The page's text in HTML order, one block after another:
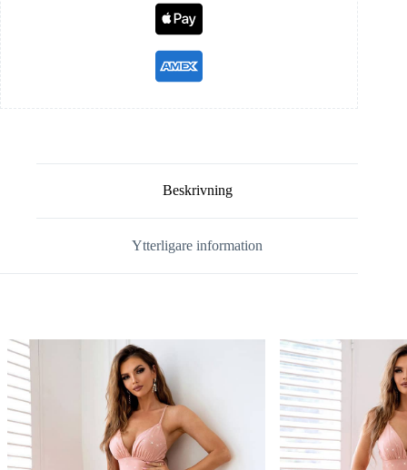
Beskrivning
Ytterligare information